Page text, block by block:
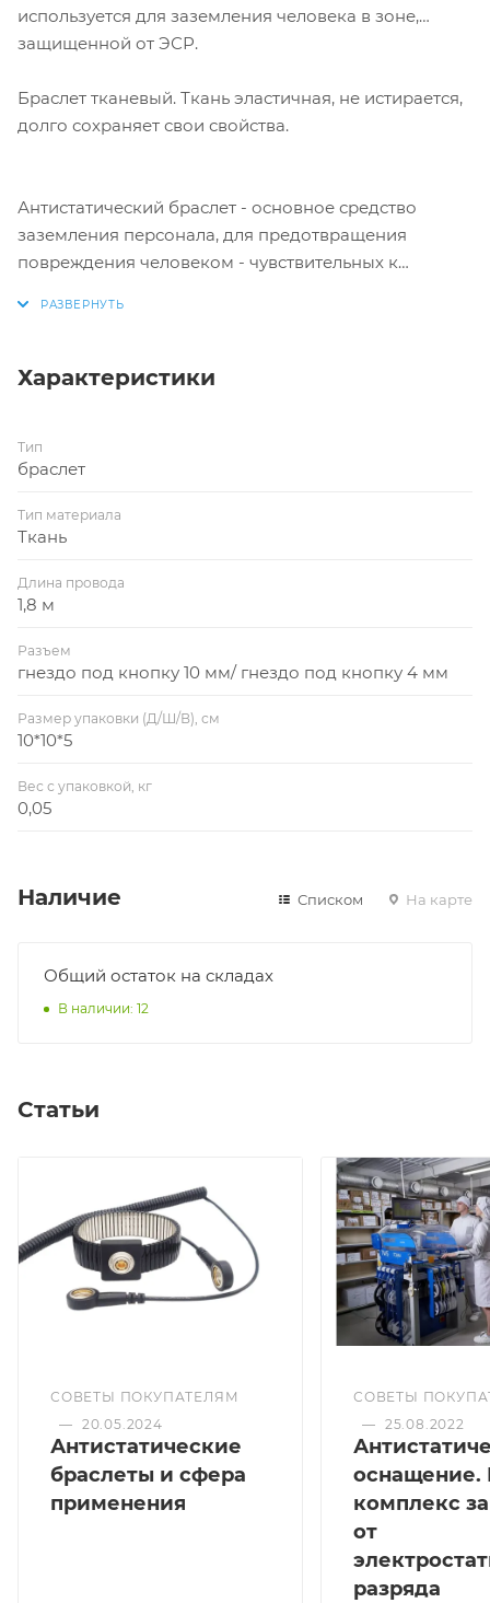
используется для заземления человека в зоне,
защищенной от ЭСР.
Браслет тканевый. Ткань эластичная, не истирается,
долго сохраняет свои свойства.
Антистатический браслет - основное средство
заземления персонала, для предотвращения
повреждения человеком - чувствительных к
защищенных зонах).
Характеристики
Тип
браслет
Тип материала
Ткань
Длина провода
1,8 м
Разъем
гнездо под кнопку 10 мм/ гнездо под кнопку 4 мм
Размер упаковки (Д/Ш/В), см
10*10*5
Вес с упаковкой, кг
0,05
Наличие Списком На карте
Общий остаток на складах
В наличии: 12
Статьи
СОВЕТЫ ПОКУПАТЕЛЯМ
— 20.05.2024
Антистатические
браслеты и сфера
применения
СОВЕТЫ
— 25.08.2022
оснащение.
комплекс
от
разряда